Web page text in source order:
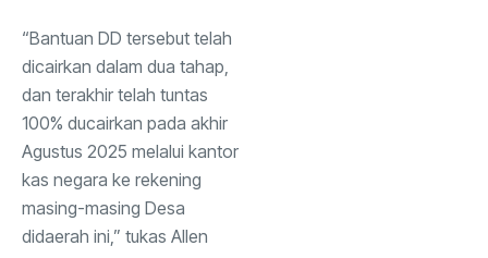
“Bantuan DD tersebut telah
dicairkan dalam dua tahap,
dan terakhir telah tuntas
100% ducairkan pada akhir
Agustus 2025 melalui kantor
kas negara ke rekening
masing-masing Desa
didaerah ini,” tukas Allen